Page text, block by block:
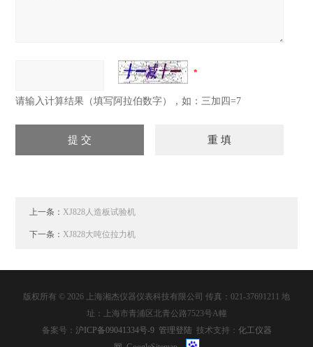
请输入计算结果（填写阿拉伯数字），如：三加四=7
上一条：XJ828人造板试验机
下一条：XJ828大吨位拉力机
版权所有 © 2026 上海湘杰仪器仪表科技有限公司 传真：021-37691211 地
址：上海市青浦区北青公路7523号A幢
备案号： 沪ICP备09041334号-9 管理登陆 技术支持： 化工仪器